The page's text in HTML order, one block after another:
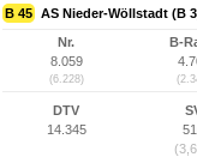
B 45 AS Nieder-Wöllstadt (B
Nr.
8.059
(6.228)
B-
DTV
14.345